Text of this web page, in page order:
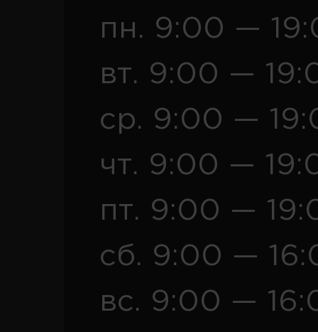
пн. 9:00 —
вт. 9:00 —
ср. 9:00 —
чт. 9:00 —
пт. 9:00 —
сб. 9:00 —
вс. 9:00 —